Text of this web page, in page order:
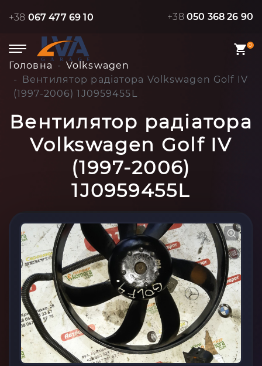
+38 067 477 69 10 +38 050 368 26 90
0
Головна
Volkswagen
Вентилятор радіатора Volkswagen Golf IV
(1997-2006) 1J0959455L
Вентилятор радіатора
Volkswagen Golf IV
(1997-2006)
1J0959455L